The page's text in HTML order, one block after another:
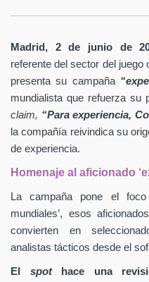
Madrid, 2 de junio de
referente del sector del juego
presenta su campaña
mundialista que refuerza su
claim, “Para experiencia,
la compañía reivindica su
de experiencia.
Homenaje al aficionado
La campaña pone el
mundiales’, esos
convierten en
analistas tácticos desde el
El spothace una